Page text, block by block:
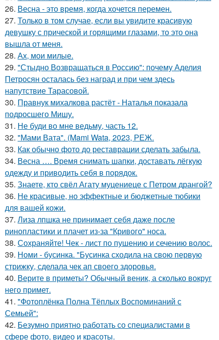
26. Весна - это время, когда хочется перемен.
27. Только в том случае, если вы увидите красивую
девушку с прической и горящими глазами, то это она
вышла от меня.
28. Ах, мои милые.
29. "Стыдно Возвращаться в Россию": почему Аделия
Петросян осталась без наград и при чем здесь
напутствие Тарасовой.
30. Правнук михалкова растёт - Наталья показала
подросшего Мишу.
31. Не буди во мне ведьму, часть 12.
32. "Мами Вата". (Mami Wata, 2023, РЕЖ.
33. Как обычно фото до реставрации сделать забыла.
34. Весна …. Время снимать шапки, доставать лёгкую
одежду и приводить себя в порядок.
35. Знаете, кто свёл Агату муцениеце с Петром дрангой?
36. Не красивые, но эффектные и бюджетные тюбики
для вашей кожи.
37. Лиза лпшка не принимает себя даже после
ринопластики и плачет из-за "Кривого" носа.
38. Сохраняйте! Чек - лист по пушению и сечению волос.
39. Номи - бусинка. "Бусинка сходила на свою первую
стрижку, сделала чек ап своего здоровья.
40. Верите в приметы? Обычный веник, а сколько вокруг
него примет.
41. "Фотоплёнка Полна Тёплых Воспоминаний с
Семьей":
42. Безумно приятно работать со специалистами в
сфере фото, видео и красоты.